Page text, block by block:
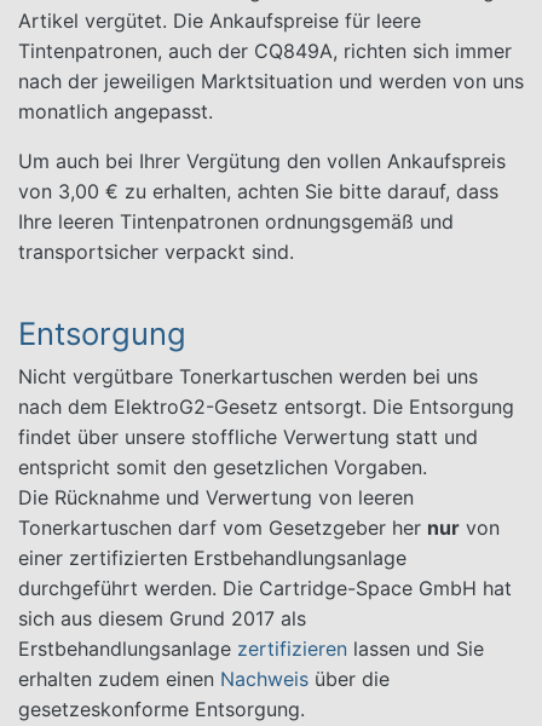
Artikel vergütet. Die Ankaufspreise für leere
Tintenpatronen, auch der CQ849A, richten sich immer
nach der jeweiligen Marktsituation und werden von uns
monatlich angepasst.
Um auch bei Ihrer Vergütung den vollen Ankaufspreis
von 3,00 € zu erhalten, achten Sie bitte darauf, dass
Ihre leeren Tintenpatronen ordnungsgemäß und
transportsicher verpackt sind.
Entsorgung
Nicht vergütbare Tonerkartuschen werden bei uns
nach dem ElektroG2-Gesetz entsorgt. Die Entsorgung
findet über unsere stoffliche Verwertung statt und
entspricht somit den gesetzlichen Vorgaben.
Die Rücknahme und Verwertung von leeren
Tonerkartuschen darf vom Gesetzgeber her nur von
einer zertifizierten Erstbehandlungsanlage
durchgeführt werden. Die Cartridge-Space GmbH hat
sich aus diesem Grund 2017 als
Erstbehandlungsanlage zertifizieren lassen und Sie
erhalten zudem einen Nachweis über die
gesetzeskonforme Entsorgung.